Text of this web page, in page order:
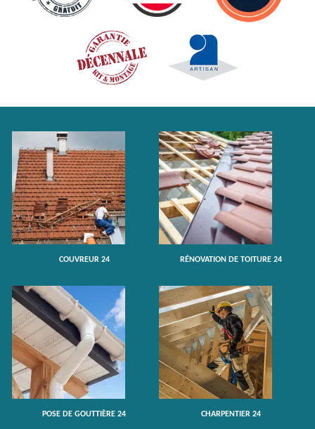
COUVREUR 24 RÉNOVATION DE TOITURE 24
POSE DE GOUTTIÈRE 24 CHARPENTIER 24